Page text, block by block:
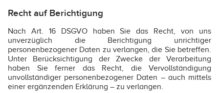
Recht auf Berichtigung
Nach Art. 16 DSGVO haben Sie das Recht, von uns
unverzüglich die Berichtigung unrichtiger
personenbezogener Daten zu verlangen, die Sie betreffen.
Unter Berücksichtigung der Zwecke der Verarbeitung
haben Sie ferner das Recht, die Vervollständigung
unvollständiger personenbezogener Daten – auch mittels
einer ergänzenden Erklärung – zu verlangen.